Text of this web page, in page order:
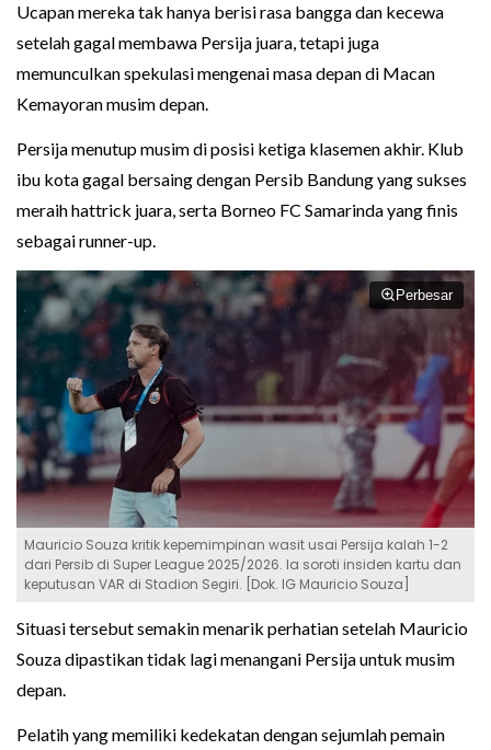
Ucapan mereka tak hanya berisi rasa bangga dan kecewa
setelah gagal membawa Persija juara, tetapi juga
memunculkan spekulasi mengenai masa depan di Macan
Kemayoran musim depan.
Persija menutup musim di posisi ketiga klasemen akhir. Klub
ibu kota gagal bersaing dengan Persib Bandung yang sukses
meraih hattrick juara, serta Borneo FC Samarinda yang finis
sebagai runner-up.
Perbesar
Mauricio Souza kritik kepemimpinan wasit usai Persija kalah 1-2
dari Persib di Super League 2025/2026. Ia soroti insiden kartu dan
keputusan VAR di Stadion Segiri. [Dok. IG Mauricio Souza]
Situasi tersebut semakin menarik perhatian setelah Mauricio
Souza dipastikan tidak lagi menangani Persija untuk musim
depan.
Pelatih yang memiliki kedekatan dengan sejumlah pemain